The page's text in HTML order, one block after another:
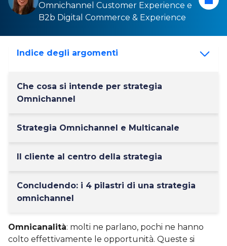
Omnichannel Customer Experience e
B2b Digital Commerce & Experience
Indice degli argomenti
Che cosa si intende per strategia
Omnichannel
Strategia Omnichannel e Multicanale
Il cliente al centro della strategia
Concludendo: i 4 pilastri di una strategia
omnichannel
Omnicanalità: molti ne parlano, pochi ne hanno
colto effettivamente le opportunità. Queste si